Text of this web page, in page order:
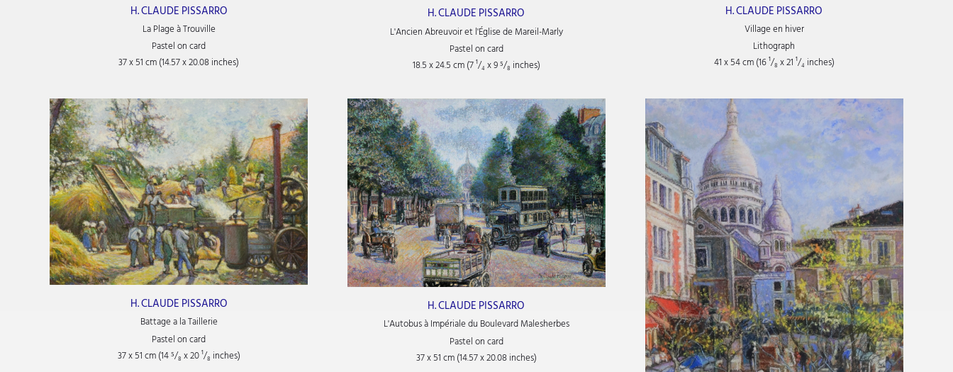
H. CLAUDE PISSARRO
La Plage à Trouville
Pastel on card
37 x 51 cm (14.57 x 20.08 inches)
H. CLAUDE PISSARRO
L'Ancien Abreuvoir et l'Église de Mareil-Marly
Pastel on card
18.5 x 24.5 cm (7¹/₄ x 9⁵/₈ inches)
H. CLAUDE PISSARRO
Village en hiver
Lithograph
41 x 54 cm (16¹/₈ x 21 ¹/₄ inches)
H. CLAUDE PISSARRO
Battage a la Taillerie
Pastel on card
37 x 51 cm (14⁵/₈ x 20¹/₈ inches)
H. CLAUDE PISSARRO
L'Autobus à Impériale du Boulevard Malesherbes
Pastel on card
37 x 51 cm (14.57 x 20.08 inches)